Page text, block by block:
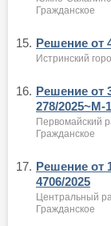
Гражданское
15. Решение от
Истринский
16. Решение от
278/2025~М-
Первомайский
Гражданское
17. Решение от
4706/2025
Центральный
Гражданское